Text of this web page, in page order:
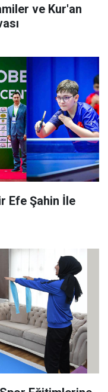
ve Kur'an
Efe Şahin İle